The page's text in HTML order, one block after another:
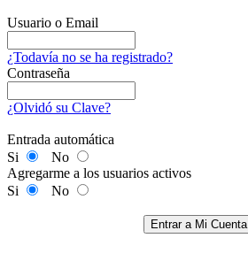
Usuario o Email
¿Todavía no se ha registrado?
Contraseña
¿Olvidó su Clave?
Entrada automática
Si
No
Agregarme a los usuarios activos
Si
No
Entrar a Mi Cuenta